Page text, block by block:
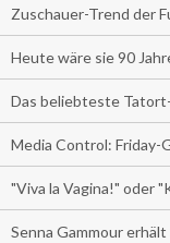
Zuschauer-Trend der
Heute wäre sie 90
Das beliebteste
Media Control: Friday-
"Viva la Vagina!" oder
Senna Gammour